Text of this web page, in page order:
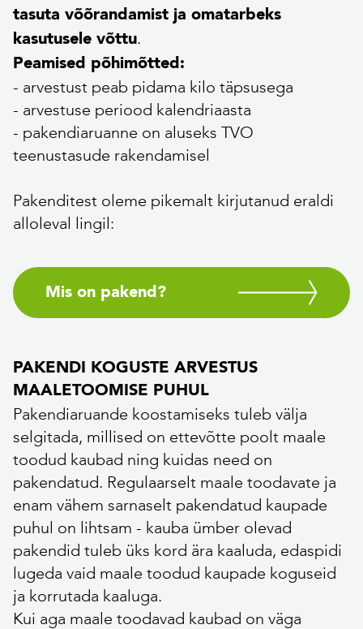
tasuta võõrandamist ja omatarbeks
kasutusele võttu.
Peamised põhimõtted:
- arvestust peab pidama kilo täpsusega
- arvestuse periood kalendriaasta
- pakendiaruanne on aluseks TVO
teenustasude rakendamisel
Pakenditest oleme pikemalt kirjutanud eraldi
alloleval lingil:
Mis on pakend?
PAKENDI KOGUSTE ARVESTUS
MAALETOOMISE PUHUL
Pakendiaruande koostamiseks tuleb välja
selgitada, millised on ettevõtte poolt maale
toodud kaubad ning kuidas need on
pakendatud. Regulaarselt maale toodavate ja
enam vähem sarnaselt pakendatud kaupade
puhul on lihtsam - kauba ümber olevad
pakendid tuleb üks kord ära kaaluda, edaspidi
lugeda vaid maale toodud kaupade koguseid
ja korrutada kaaluga.
Kui aga maale toodavad kaubad on väga